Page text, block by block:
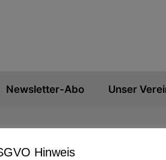
Newsletter-Abo Unser
Hinweis